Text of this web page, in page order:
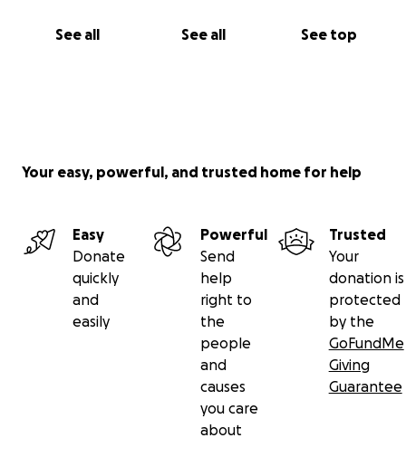
See all See all See top
wheelchair bus so that Edwin has the freedom to go
Your easy, powerful, and trusted home for help
Easy
Donate
quickly
and
easily
Powerful
Send
help
right to
the
people
and
causes
you care
about
Trusted
Your
donation is
protected
by the
GoFundMe
Giving
Guarantee